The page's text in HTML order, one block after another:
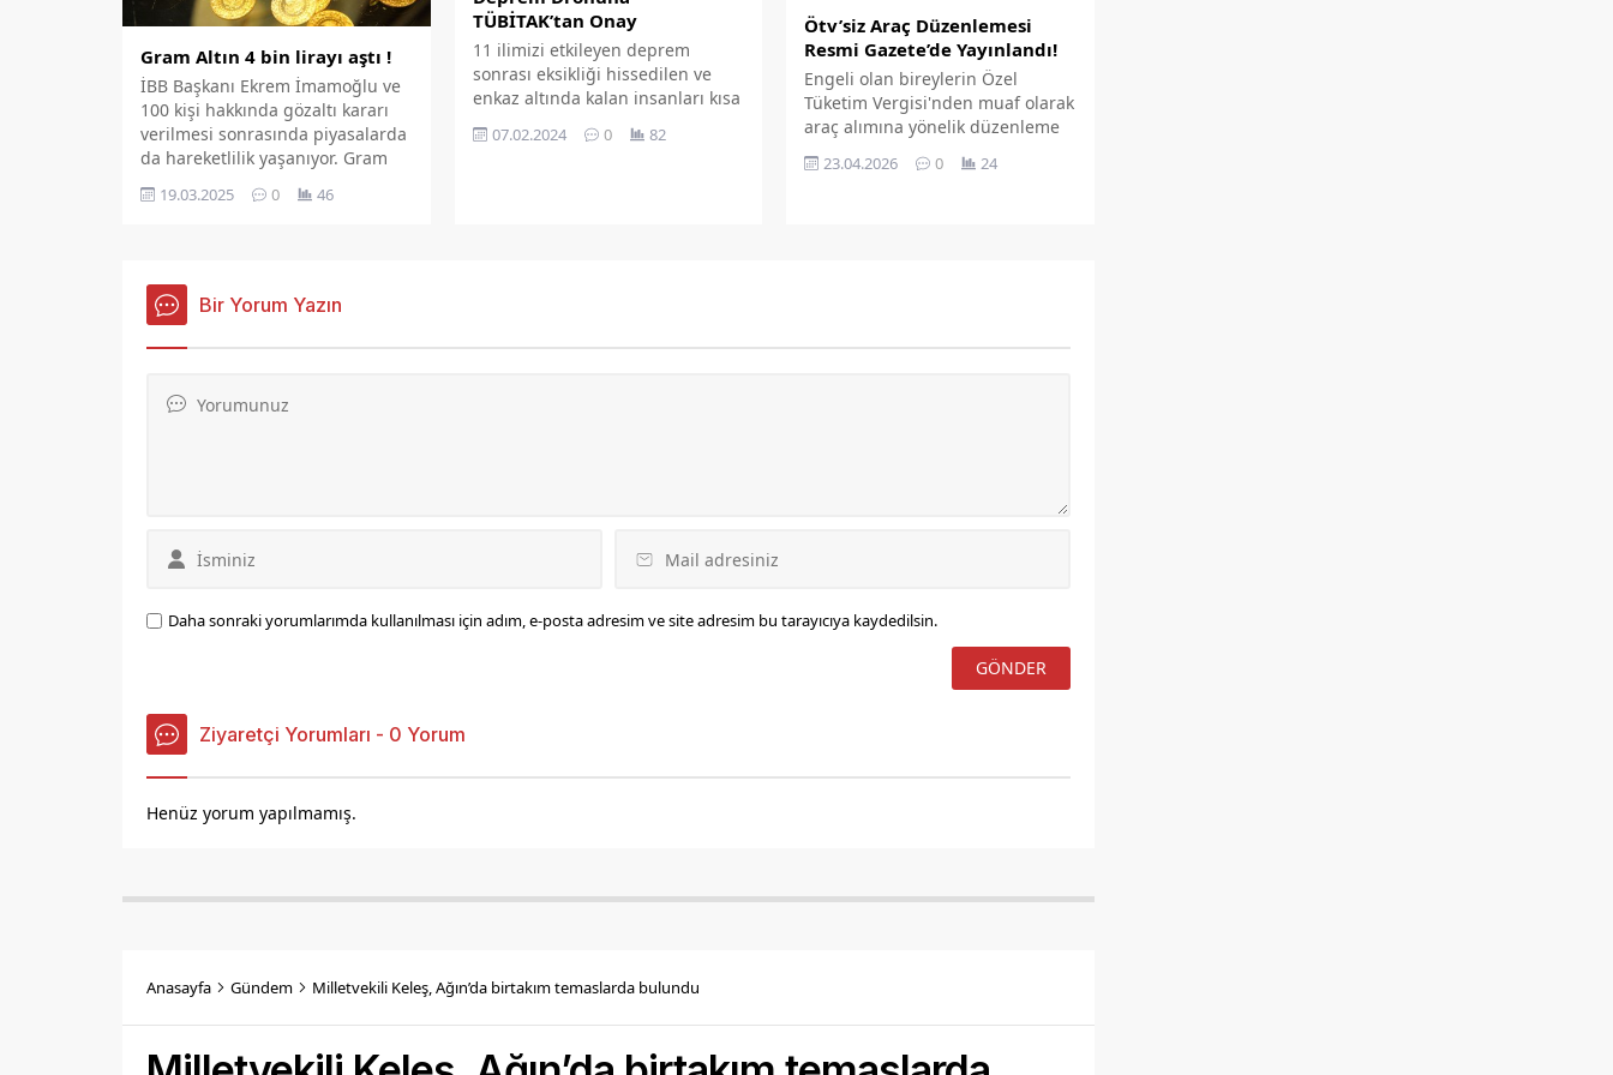
bayram yapmalarını sağlamalı ve
ilimizin ekonomisine...
Gram Altın 4 bin lirayı aştı !
İBB Başkanı Ekrem İmamoğlu ve
100 kişi hakkında gözaltı kararı
verilmesi sonrasında piyasalarda
da hareketlilik yaşanıyor. Gram
altın, dolar/TL kurunda görülen
yukarı yönlü seyir ve ons altın
seviyesi olan 4068 liraya çıktı.
Daha sonra satışlarla birlikte...
19.03.2025 0 46
TÜBİTAK’tan Onay
11 ilimizi etkileyen deprem
sonrası eksikliği hissedilen ve
enkaz altında kalan insanları kısa
edip ekiplerin işini
07.02.2024 0 82
Ötv’siz Araç Düzenlemesi
Resmi Gazete’de Yayınlandı!
Engeli olan bireylerin Özel
Tüketim Vergisi'nden muaf olarak
araç alımına yönelik düzenleme
düzenleme, engelli bireylerin
23.04.2026 0 24
Bir Yorum Yazın
Daha sonraki yorumlarımda kullanılması için adım, e-posta adresim ve site adresim bu tarayıcıya kaydedilsin.
Ziyaretçi Yorumları - 0 Yorum
Henüz yorum yapılmamış.
Anasayfa Gündem Milletvekili Keleş, Ağın’da birtakım temaslarda bulundu